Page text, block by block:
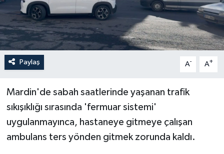
Paylaş A- A+
Mardin'de sabah saatlerinde yaşanan trafik
sıkışıklığı sırasında 'fermuar sistemi'
uygulanmayınca, hastaneye gitmeye çalışan
ambulans ters yönden gitmek zorunda kaldı.